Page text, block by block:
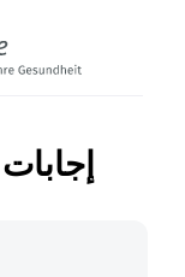
إجابات